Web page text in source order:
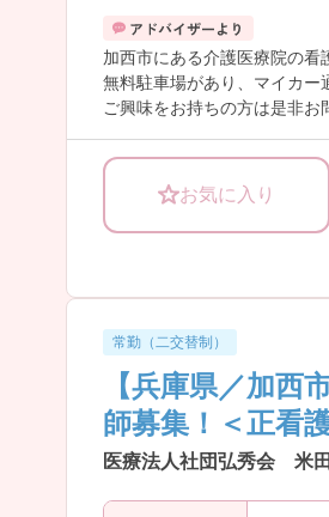
加西市にある介護医療院の看
無料駐車場があり、マイカ
ご興味をお持ちの方は是非お
お気に入り
常勤（二交替制）
【兵庫県／加
師募集！＜正看
医療法人社団弘秀会 米